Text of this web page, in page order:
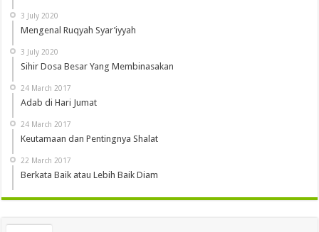
3 July 2020
Mengenal Ruqyah Syar’iyyah
3 July 2020
Sihir Dosa Besar Yang Membinasakan
24 March 2017
Adab di Hari Jumat
24 March 2017
Keutamaan dan Pentingnya Shalat
22 March 2017
Berkata Baik atau Lebih Baik Diam